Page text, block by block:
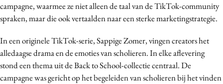
Merkstrategie
Programmatic
Purpose Marketing
Reputatie & crisis
campagne, waarmee ze niet alleen de taal van de TikTok-community
spraken, maar die ook vertaalden naar een sterke marketingstrategie.
In een originele TikTok-serie, Sappige Zomer, vingen creators het
alledaagse drama en de emoties van scholieren. In elke aflevering
stond een thema uit de Back to School-collectie centraal. De
campagne was gericht op het begeleiden van scholieren bij het vinden